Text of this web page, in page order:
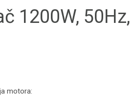
1200W,
motora: